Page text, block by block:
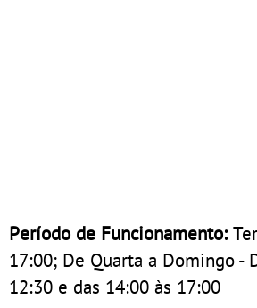
Período de Funcionamento:
17:00; De Quarta a Domingo -
12:30 e das 14:00 às 17:00